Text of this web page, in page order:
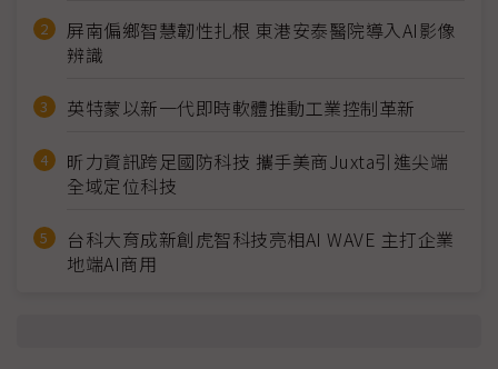
屏南偏鄉智慧韌性扎根 東港安泰醫院導入AI影像
辨識
英特蒙以新一代即時軟體推動工業控制革新
昕力資訊跨足國防科技 攜手美商Juxta引進尖端
全域定位科技
台科大育成新創虎智科技亮相AI WAVE 主打企業
地端AI商用